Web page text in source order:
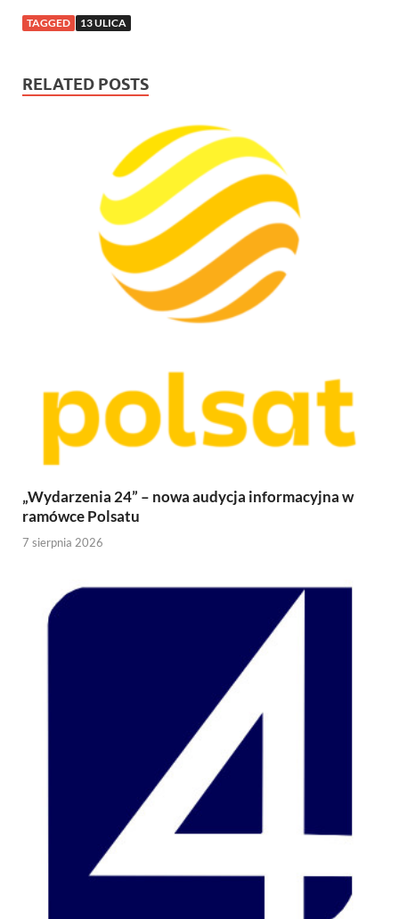
TAGGED 13 ULICA
RELATED POSTS
„Wydarzenia 24” – nowa audycja informacyjna w
ramówce Polsatu
7 sierpnia 2026